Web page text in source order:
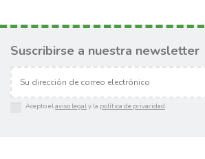
Suscribirse a nuestra newsletter
Acepto elaviso legaly la política de privacidad.